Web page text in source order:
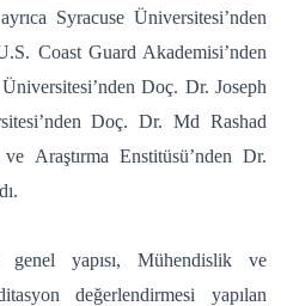
Syracuse Üniversitesi’nden
Coast Guard Akademisi’nden
Doç. Dr. Joseph
Doç. Dr. Md Rashad
Araştırma Enstitüsü’nden Dr.
genel yapısı, Mühendislik ve
değerlendirmesi yapılan